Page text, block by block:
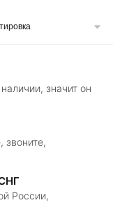
значит он
звоните,
России,